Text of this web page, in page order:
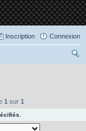
Connexion
Inscription
1 sur 1